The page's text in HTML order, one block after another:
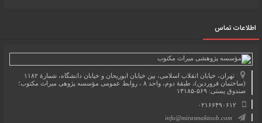
اطلاعات تماس
تهران، خیابان انقلاب اسلامی، بین خیابان ابوریحان و خیابان دانشگاه، شمارۀ ۱۱۸۲
(ساختمان فروردین)، طبقۀ دوم، واحد ۸ ، روابط عمومی مؤسسه پژوهی میراث مکتوب؛
صندوق پستی: ۵۶۹-۱۳۱۸۵
۰۲۱۶۶۴۹۰۶۱۲
info@mirasmaktoob.com